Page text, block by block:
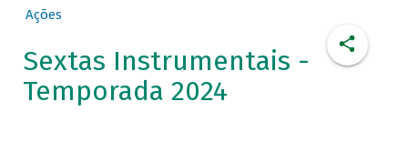
Ações
Sextas Instrumentais -
Temporada 2024